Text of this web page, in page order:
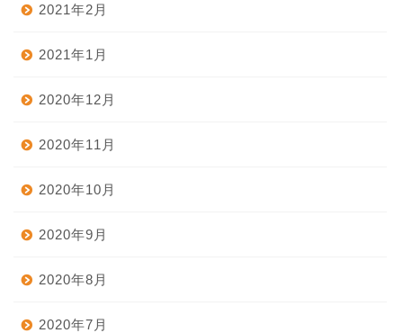
2021年2月
2021年1月
2020年12月
2020年11月
2020年10月
2020年9月
2020年8月
2020年7月